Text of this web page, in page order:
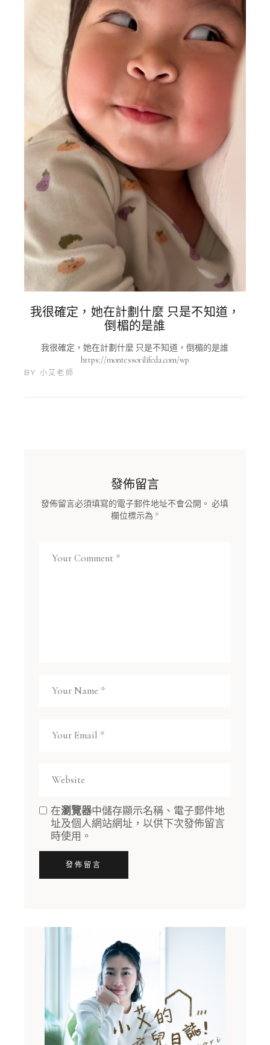
我很確定，她在計劃什麼 只是不知道，
倒楣的是誰
我很確定，她在計劃什麼 只是不知道，倒楣的是誰
https://montessorilifeda.com/wp
BY 小艾老師
發佈留言
發佈留言必須填寫的電子郵件地址不會公開。 必填
欄位標示為 *
在瀏覽器中儲存顯示名稱、電子郵件地
址及個人網站網址，以供下次發佈留言
時使用。
發佈留言